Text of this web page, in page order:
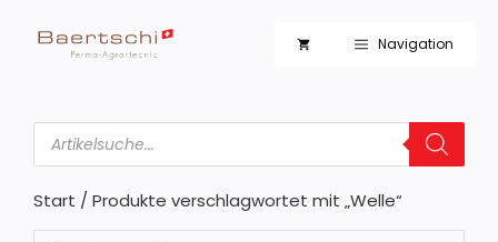
Inhalt
Navigation
Products
search
Start / Produkte verschlagwortet mit „Welle“